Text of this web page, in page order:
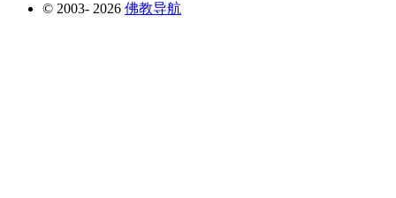
© 2003- 2026 佛教导航